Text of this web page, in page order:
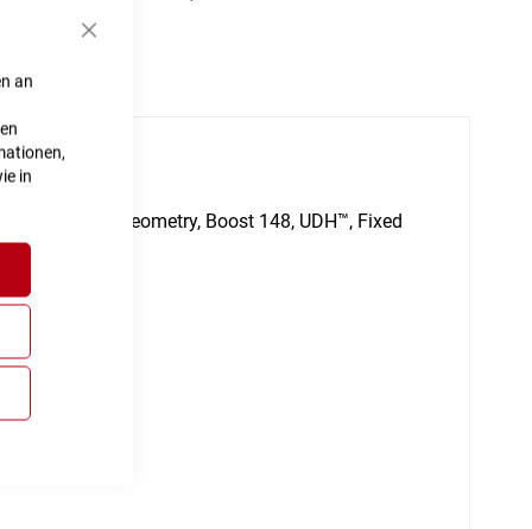
Schließen
an
in
Agile Trail Geometry, Boost 148, UDH™, Fixed